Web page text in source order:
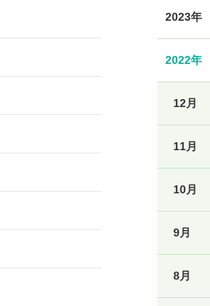
2023年
2022年
12月
11月
10月
9月
8月